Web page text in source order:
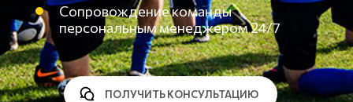
Сопровождение команды
персональным менеджером 24/7
ПОЛУЧИТЬ КОНСУЛЬТАЦИЮ